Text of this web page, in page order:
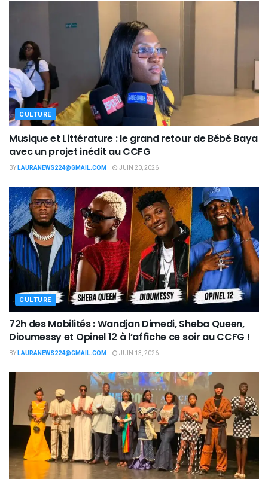
CULTURE
Musique et Littérature : le grand retour de Bébé Baya
avec un projet inédit au CCFG
BYLAURANEWS224@GMAIL.COM JUIN 20, 2026
CULTURE
72h des Mobilités : Wandjan Dimedi, Sheba Queen,
Dioumessy et Opinel 12 à l’affiche ce soir au CCFG !
BYLAURANEWS224@GMAIL.COM JUIN 13, 2026